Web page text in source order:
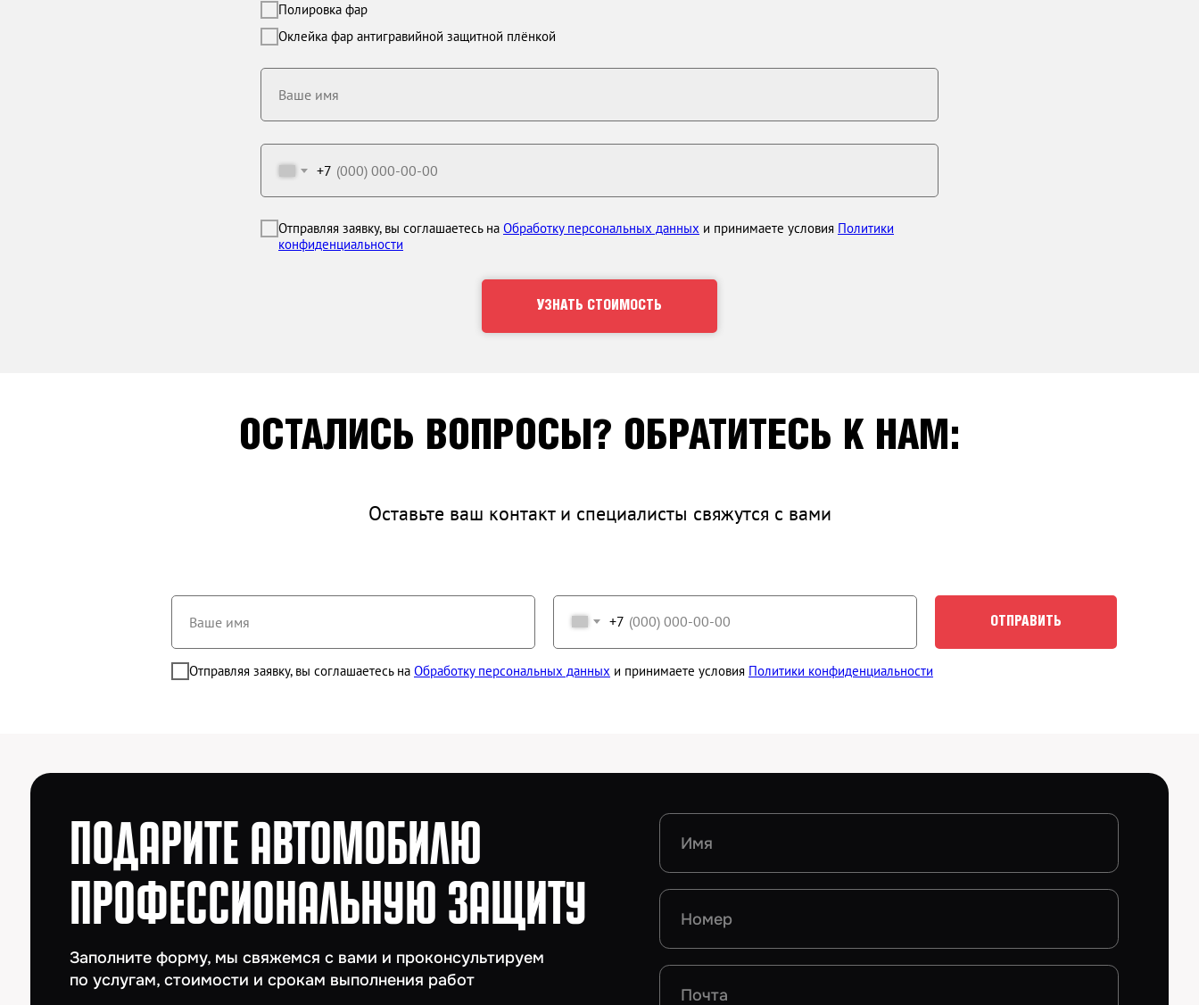
Полировка фар
Оклейка фар антигравийной защитной плёнкой
Ваше имя
+7
Отправляя заявку, вы соглашаетесь на Обработку персональных данных и принимаете условия Политики
конфиденциальности
УЗНАТЬ СТОИМОСТЬ
ОСТАЛИСЬ ВОПРОСЫ? ОБРАТИТЕСЬ К НАМ:
Оставьте ваш контакт и специалисты свяжутся с вами
Ваше имя +7
Отправляя заявку, вы соглашаетесь на Обработку персональных данных и принимаете условия Политики конфиденциальности
ОТПРАВИТЬ
ИП Федотова Наталья Александровна
Р/сч: 40802810342000048698
Банк: Волго-Вятский Банк ПАО Сбербанк
БИК: 042202603
К/сч: 30101810900000000603
Заполните форму, мы свяжемся с вами и проконсультируем
по услугам, стоимости и срокам выполнения работ
ПРОФЕССИОНАЛЬНУЮ ЗАЩИТУ
конфиденциальности
Отправить заявку
Политика конфиденциальности
Пользуясь нашим сайтом, вы соглашаетесь
Хорошо